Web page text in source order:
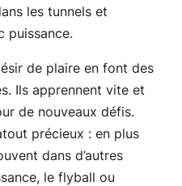
les tunnels et
puissance.
de plaire en font des
Ils apprennent vite et
de nouveaux défis.
précieux : en plus
dans d’autres
le flyball ou